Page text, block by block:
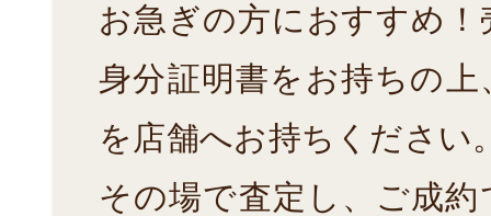
お急ぎの方におすすめ！
身分証明書をお持ちの
を店舗へお持ちください
その場で査定し、ご成